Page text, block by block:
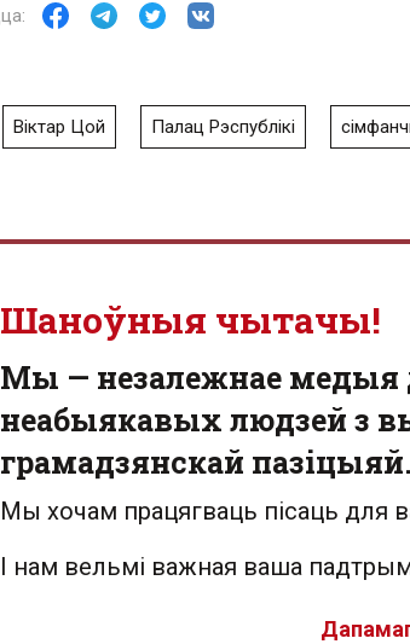
Віктар Цой Палац Рэспублікі
Шаноўныя чытачы!
Мы — незалежнае медыя
неабыякавых людзей з
грамадзянскай пазіцыяй.
Мы хочам працягваць пісаць для
І нам вельмі важная ваша